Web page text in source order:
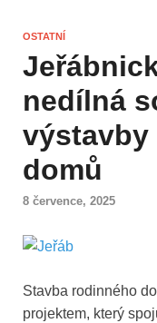
OSTATNÍ
nedílná
domů
8 července, 2025
Stavba rodinného
projektem, který